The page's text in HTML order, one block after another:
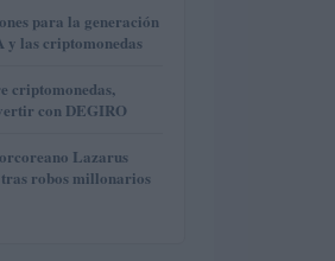
para la generación
y las criptomonedas
criptomonedas,
con DEGIRO
Lazarus
tras robos millonarios